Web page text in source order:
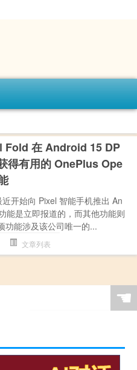
Fold 在 Android 15 DP
得有用的 OnePlus Ope
开始向 Pixel 智能手机推出 An
能是立即报道的，而其他功能则
功能涉及该公司唯一的...
文章列表
☚